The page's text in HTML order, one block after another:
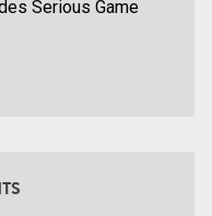
Serious Game